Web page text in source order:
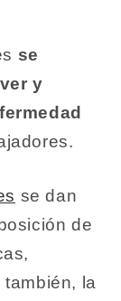
se
y
se dan
de
la